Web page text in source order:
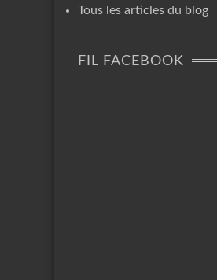
Tous les articles du blog
FIL FACEBOOK